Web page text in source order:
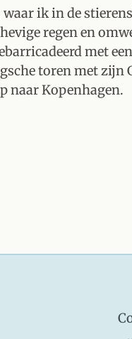
waar ik in de
regen en
met
toren met zijn
naar Kopenhagen.